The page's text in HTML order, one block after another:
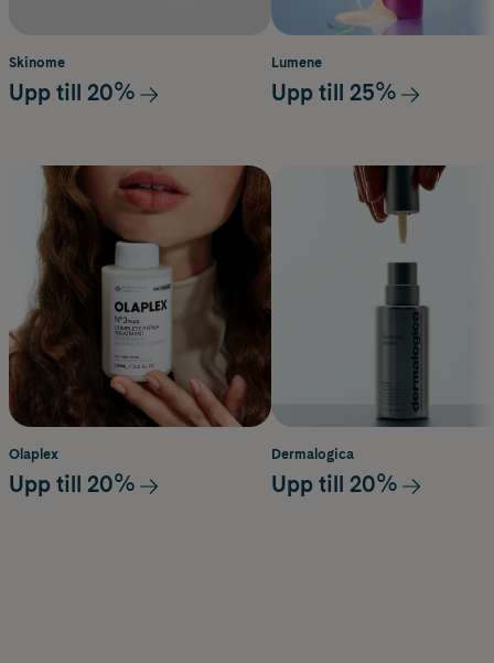
Skinome
Upp till 20%
Lumene
Upp till 25%
Olaplex
Upp till 20%
Dermalogica
Upp till 20%